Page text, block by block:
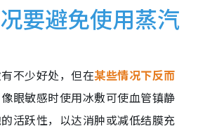
要避免使用蒸汽
不少好处，但在某些情况下反而
像眼敏感时使用冰敷可使血管镇静
活跃性，以达消肿或减低结膜充